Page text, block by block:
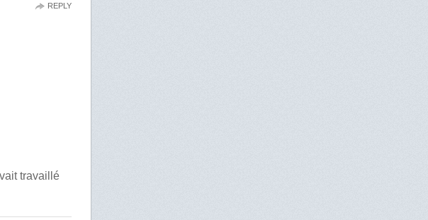
travaillé
REPLY